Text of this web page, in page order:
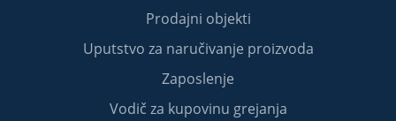
Prodajni objekti
Uputstvo za naručivanje proizvoda
Zaposlenje
Vodič za kupovinu grejanja